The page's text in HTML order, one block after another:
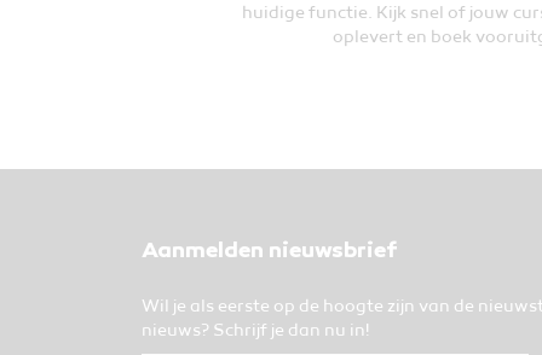
huidige functie. Kijk snel of jouw
oplevert en boek
Aanmelden nieuwsbrief
Wil je als eerste op de hoogte zijn van de
nieuws? Schrijf je dan nu in!